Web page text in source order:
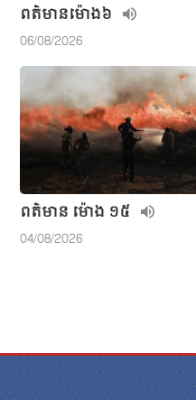
ពត៌មាន​ម៉ោង៦
06/08/2026
ពត៌មាន ម៉ោង ១៥
04/08/2026